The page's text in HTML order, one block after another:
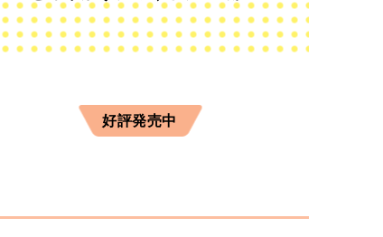
心も前向きに
好評発売中